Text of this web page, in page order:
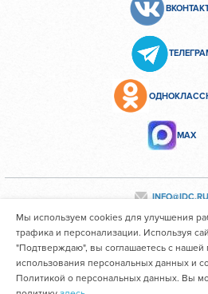
МАХ
INFO@IDC.RU
Все персональные данные
согласия
Мы используем cookies для улучшения
трафика и персонализации. Используя
"Подтверждаю", вы соглашаетесь с нашей
использования персональных данных и
Политикой о персональных данных. Вы